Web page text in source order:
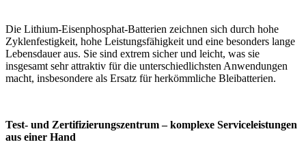
Die Lithium-Eisenphosphat-Batterien zeichnen sich durch hohe
Zyklenfestigkeit, hohe Leistungsfähigkeit und eine besonders lange
Lebensdauer aus. Sie sind extrem sicher und leicht, was sie
insgesamt sehr attraktiv für die unterschiedlichsten Anwendungen
macht, insbesondere als Ersatz für herkömmliche Bleibatterien.
Test- und Zertifizierungszentrum – komplexe Serviceleistungen
aus einer Hand